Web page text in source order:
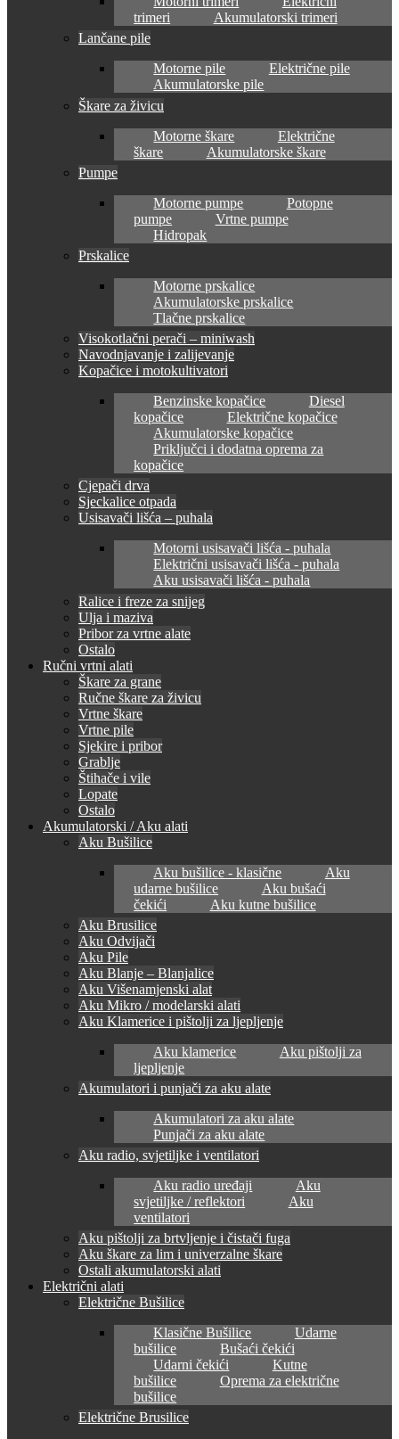
trimeri
Akumulatorski trimeri
Lančane pile
Motorne pile
Električne pile
Akumulatorske pile
Škare za živicu
Motorne škare
Električne
škare
Akumulatorske škare
Pumpe
Motorne pumpe
Potopne
pumpe
Vrtne pumpe
Hidropak
Prskalice
Motorne prskalice
Akumulatorske prskalice
Tlačne prskalice
Visokotlačni perači – miniwash
Navodnjavanje i zalijevanje
Kopačice i motokultivatori
Benzinske kopačice
Diesel
kopačice
Električne kopačice
Akumulatorske kopačice
Priključci i dodatna oprema za
kopačice
Cjepači drva
Sjeckalice otpada
Usisavači lišća – puhala
Motorni usisavači lišća - puhala
Električni usisavači lišća - puhala
Aku usisavači lišća - puhala
Ralice i freze za snijeg
Ulja i maziva
Pribor za vrtne alate
Ostalo
Ručni vrtni alati
Škare za grane
Ručne škare za živicu
Vrtne škare
Vrtne pile
Sjekire i pribor
Grablje
Štihače i vile
Lopate
Ostalo
Akumulatorski / Aku alati
Aku Bušilice
Aku bušilice - klasične
Aku
udarne bušilice
Aku bušaći
čekići
Aku kutne bušilice
Aku Brusilice
Aku Odvijači
Aku Pile
Aku Blanje – Blanjalice
Aku Višenamjenski alat
Aku Mikro / modelarski alati
Aku Klamerice i pištolji za ljepljenje
Aku klamerice
Aku pištolji za
ljepljenje
Akumulatori i punjači za aku alate
Akumulatori za aku alate
Punjači za aku alate
Aku radio, svjetiljke i ventilatori
Aku radio uređaji
Aku
svjetiljke / reflektori
Aku
ventilatori
Aku pištolji za brtvljenje i čistači fuga
Aku škare za lim i univerzalne škare
Ostali akumulatorski alati
Električni alati
Električne Bušilice
Klasične Bušilice
Udarne
bušilice
Bušaći čekići
Udarni čekići
Kutne
bušilice
Oprema za električne
bušilice
Električne Brusilice